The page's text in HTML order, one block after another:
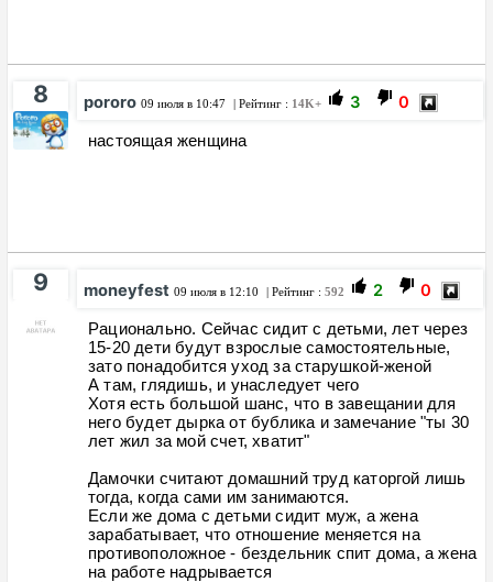
8 pororo 09 июля в 10:47 | Рейтинг : 14K+ 3 0
настоящая женщина
9 moneyfest 09 июля в 12:10 | Рейтинг : 592 2 0
Рационально. Сейчас сидит с детьми, лет через
15-20 дети будут взрослые самостоятельные,
зато понадобится уход за старушкой-женой
А там, глядишь, и унаследует чего
Хотя есть большой шанс, что в завещании для
него будет дырка от бублика и замечание "ты 30
лет жил за мой счет, хватит"
Дамочки считают домашний труд каторгой лишь
тогда, когда сами им занимаются.
Если же дома с детьми сидит муж, а жена
зарабатывает, что отношение меняется на
противоположное - бездельник спит дома, а жена
на работе надрывается